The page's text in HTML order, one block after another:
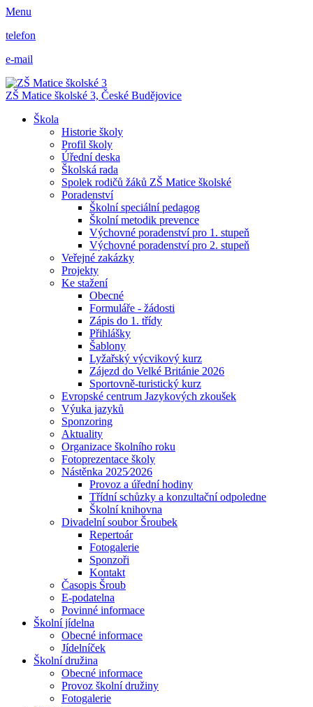
Menu
telefon
e-mail
ZŠ Matice školské 3, České Budějovice
Škola
Historie školy
Profil školy
Úřední deska
Školská rada
Spolek rodičů žáků ZŠ Matice školské
Poradenství
Školní speciální pedagog
Školní metodik prevence
Výchovné poradenství pro 1. stupeň
Výchovné poradenství pro 2. stupeň
Veřejné zakázky
Projekty
Ke stažení
Obecné
Formuláře - žádosti
Zápis do 1. třídy
Přihlášky
Šablony
Lyžařský výcvikový kurz
Zájezd do Velké Británie 2026
Sportovně-turistický kurz
Evropské centrum Jazykových zkoušek
Výuka jazyků
Sponzoring
Aktuality
Organizace školního roku
Fotoprezentace školy
Nástěnka 2025⁄2026
Provoz a úřední hodiny
Třídní schůzky a konzultační odpoledne
Školní knihovna
Divadelní soubor Šroubek
Repertoár
Fotogalerie
Sponzoři
Kontakt
Časopis Šroub
E-podatelna
Povinné informace
Školní jídelna
Obecné informace
Jídelníček
Školní družina
Obecné informace
Provoz školní družiny
Fotogalerie